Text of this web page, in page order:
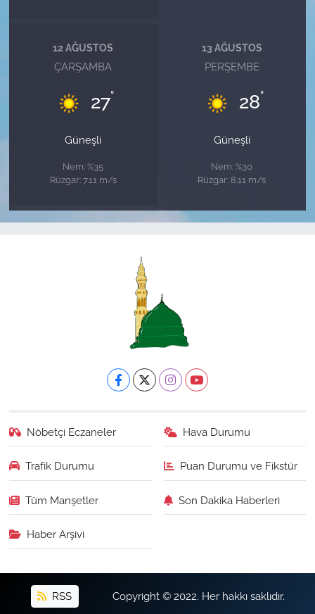
12 AĞUSTOS
ÇARŞAMBA
27°
Güneşli
Nem: %35
Rüzgar: 7.11 m/s
13 AĞUSTOS
PERŞEMBE
28°
Güneşli
Nem: %30
Rüzgar: 8.11 m/s
Nöbetçi Eczaneler Hava Durumu
Trafik Durumu Puan Durumu ve Fikstür
Tüm Manşetler Son Dakika Haberleri
Haber Arşivi
RSS Copyright © 2022. Her hakkı saklıdır.